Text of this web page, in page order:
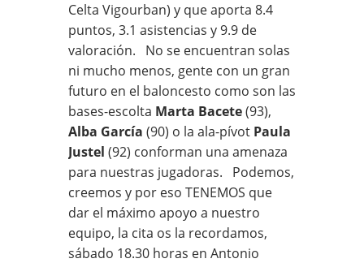
Celta Vigourban) y que aporta 8.4
puntos, 3.1 asistencias y 9.9 de
valoración. No se encuentran solas
ni mucho menos, gente con un gran
futuro en el baloncesto como son las
bases-escolta Marta Bacete(93),
Alba García (90) o la ala-pívot Paula
Justel (92) conforman una amenaza
para nuestras jugadoras. Podemos,
creemos y por eso TENEMOS que
dar el máximo apoyo a nuestro
equipo, la cita os la recordamos,
sábado 18.30 horas en Antonio